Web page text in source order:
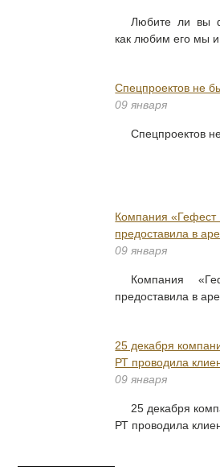
Любите ли вы
как любим его мы и
Спецпроектов не
09 января
Спецпроектов
Компания «Гефест
предоставила в
09 января
Компания
предоставила в
25 декабря
РТ проводила
09 января
25 декабря
РТ проводила